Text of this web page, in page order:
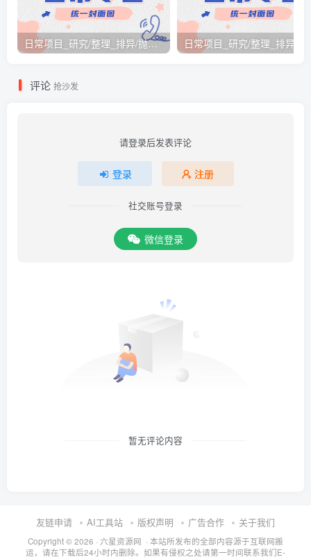
日常项目_研究/整理_排异/抛弃汇总[26.3.15-3.21整理]
评论 抢沙发
请登录后发表评论
登录 注册
社交账号登录
微信登录
暂无评论内容
友链申请 AI工具站 版权声明 广告合作 关于我们
Copyright © 2026 · 六星资源网 · 本站所发布的全部内容源于互联网搬
运，请在下载后24小时内删除。如果有侵权之处请第一时间联系我们E-